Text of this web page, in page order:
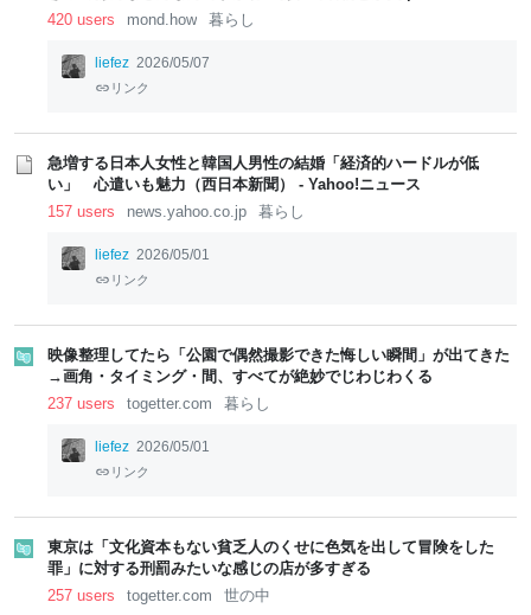
420 users
mond.how 暮らし
liefez 2026/05/07
リンク
急増する日本人女性と韓国人男性の結婚「経済的ハードルが低
い」 心遣いも魅力（西日本新聞） - Yahoo!ニュース
157 users
news.yahoo.co.jp 暮らし
liefez 2026/05/01
リンク
映像整理してたら「公園で偶然撮影できた悔しい瞬間」が出てきた
→画角・タイミング・間、すべてが絶妙でじわじわくる
237 users
togetter.com 暮らし
liefez 2026/05/01
リンク
東京は「文化資本もない貧乏人のくせに色気を出して冒険をした
罪」に対する刑罰みたいな感じの店が多すぎる
257 users
togetter.com 世の中